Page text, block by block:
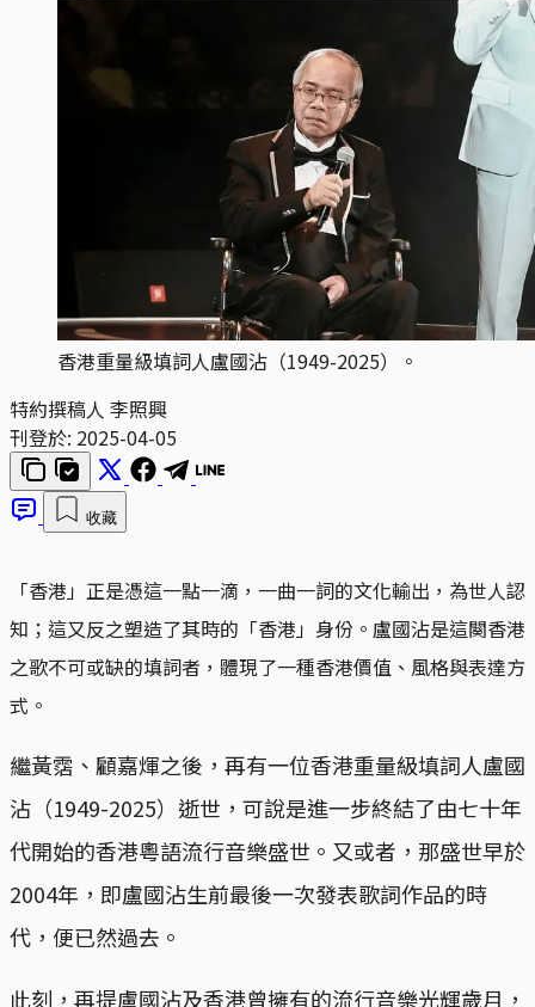
香港重量級填詞人盧國沾（1949-2025）。
特約撰稿人 李照興
刊登於: 2025-04-05
收藏
「香港」正是憑這一點一滴，一曲一詞的文化輸出，為世人認
知；這又反之塑造了其時的「香港」身份。盧國沾是這闋香港
之歌不可或缺的填詞者，體現了一種香港價值、風格與表達方
式。
繼黃霑、顧嘉煇之後，再有一位香港重量級填詞人盧國
沾（1949-2025）逝世，可說是進一步終結了由七十年
代開始的香港粵語流行音樂盛世。又或者，那盛世早於
2004年，即盧國沾生前最後一次發表歌詞作品的時
代，便已然過去。
此刻，再提盧國沾及香港曾擁有的流行音樂光輝歲月，